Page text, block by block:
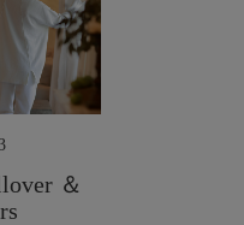
＆